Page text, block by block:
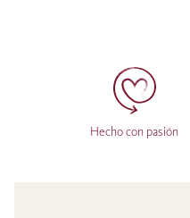
Hecho con pasión